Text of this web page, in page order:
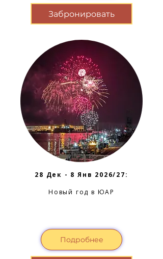
Забронировать
28 Дек - 8 Янв 2026/27:
Новый год в ЮАР
Подробнее